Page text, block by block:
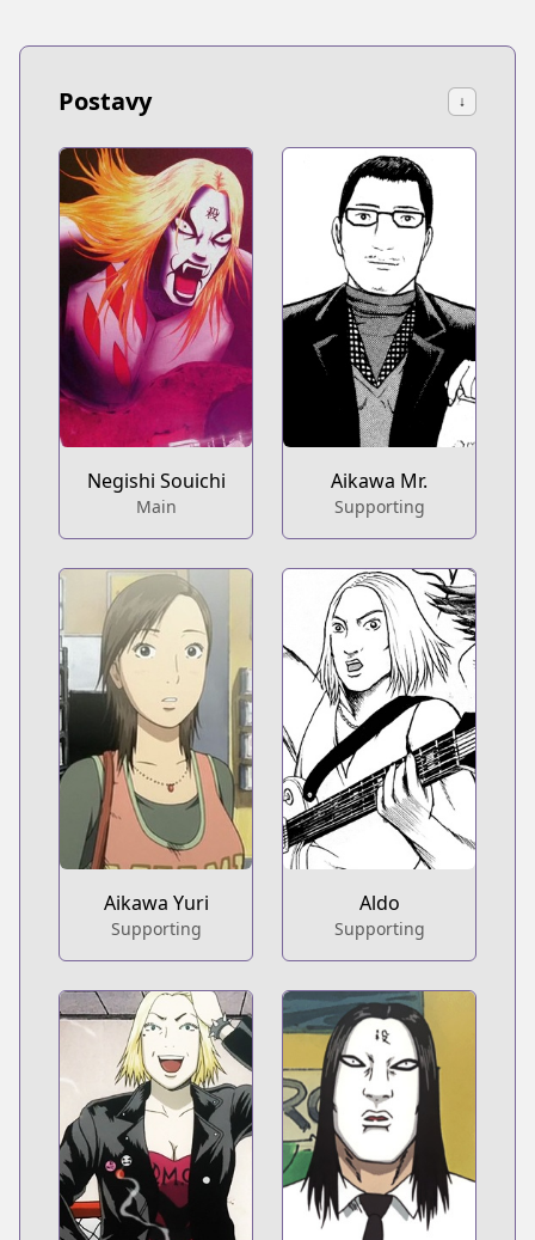
Postavy ↓
Negishi Souichi
Main
Aikawa Mr.
Supporting
Aikawa Yuri
Supporting
Aldo
Supporting